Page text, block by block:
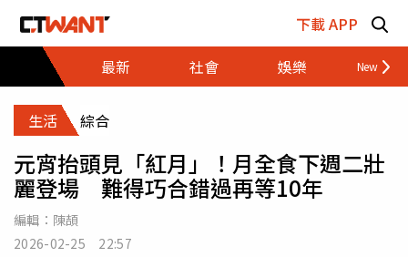
下載 APP
最新
社會 娛樂 財經
生活 綜合
元宵抬頭見「紅月」！月全食下週二壯
麗登場 難得巧合錯過再等10年
編輯： 陳頡
2026-02-25 22:57